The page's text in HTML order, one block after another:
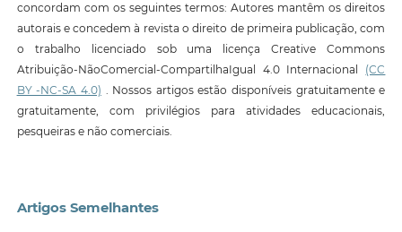
concordam com os seguintes termos: Autores mantêm os direitos
autorais e concedem à revista o direito de primeira publicação, com
o trabalho licenciado sob uma licença Creative Commons
Atribuição-NãoComercial-CompartilhaIgual 4.0 Internacional (CC
BY -NC-SA 4.0) . Nossos artigos estão disponíveis gratuitamente e
gratuitamente, com privilégios para atividades educacionais,
pesqueiras e não comerciais.
Artigos Semelhantes